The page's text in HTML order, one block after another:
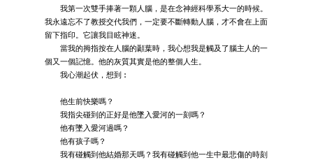
我第一次雙手捧著一顆人腦，是在念神經科學系大一的時候。
我永遠忘不了教授交代我們，一定要不斷轉動人腦，才不會在上面
留下指印。它讓我目眩神迷。
當我的拇指按在人腦的顳葉時，我心想我是觸及了腦主人的一
個又一個記憶。他的灰質其實是他的整個人生。
我心潮起伏，想到︰
他生前快樂嗎？
我指尖碰到的正好是他墜入愛河的一刻嗎？
他有墜入愛河過嗎？
他有孩子嗎？
我有碰觸到他結婚那天嗎？我有碰觸到他一生中最悲傷的時刻